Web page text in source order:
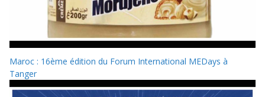
Maroc : 16ème édition du Forum International MEDays à
Tanger